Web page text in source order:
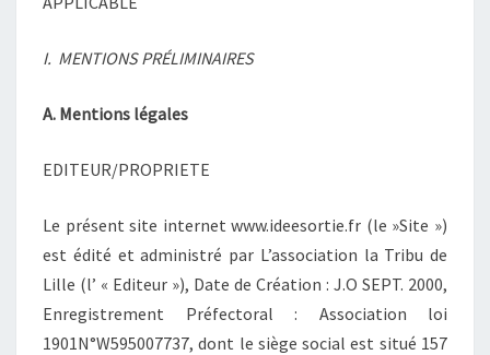
I. MENTIONS PRÉLIMINAIRES
A. Mentions légales
EDITEUR/PROPRIETE
Le présent site internet www.ideesortie.fr (le »Site »)
est édité et administré par L’association la Tribu de
Lille (l’ « Editeur »), Date de Création : J.O SEPT. 2000,
Enregistrement Préfectoral : Association loi
1901N°W595007737, dont le siège social est situé 157